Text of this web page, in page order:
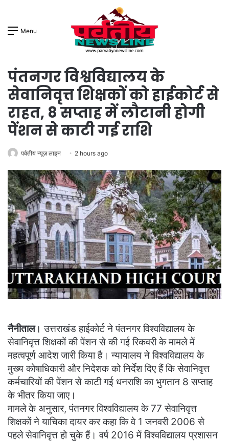
Menu
पंतनगर विश्वविद्यालय के
सेवानिवृत्त शिक्षकों को हाईकोर्ट से
राहत, 8 सप्ताह में लौटानी होगी
पेंशन से काटी गई राशि
पर्वतीय न्यूज़ लाइन 2 hours ago
नैनीताल। उत्तराखंड हाईकोर्ट ने पंतनगर विश्वविद्यालय के
सेवानिवृत्त शिक्षकों की पेंशन से की गई रिकवरी के मामले में
महत्वपूर्ण आदेश जारी किया है। न्यायालय ने विश्वविद्यालय के
मुख्य कोषाधिकारी और निदेशक को निर्देश दिए हैं कि सेवानिवृत्त
कर्मचारियों की पेंशन से काटी गई धनराशि का भुगतान 8 सप्ताह
के भीतर किया जाए।
मामले के अनुसार, पंतनगर विश्वविद्यालय के 77 सेवानिवृत्त
शिक्षकों ने याचिका दायर कर कहा कि वे 1 जनवरी 2006 से
पहले सेवानिवृत्त हो चुके हैं। वर्ष 2016 में विश्वविद्यालय प्रशासन